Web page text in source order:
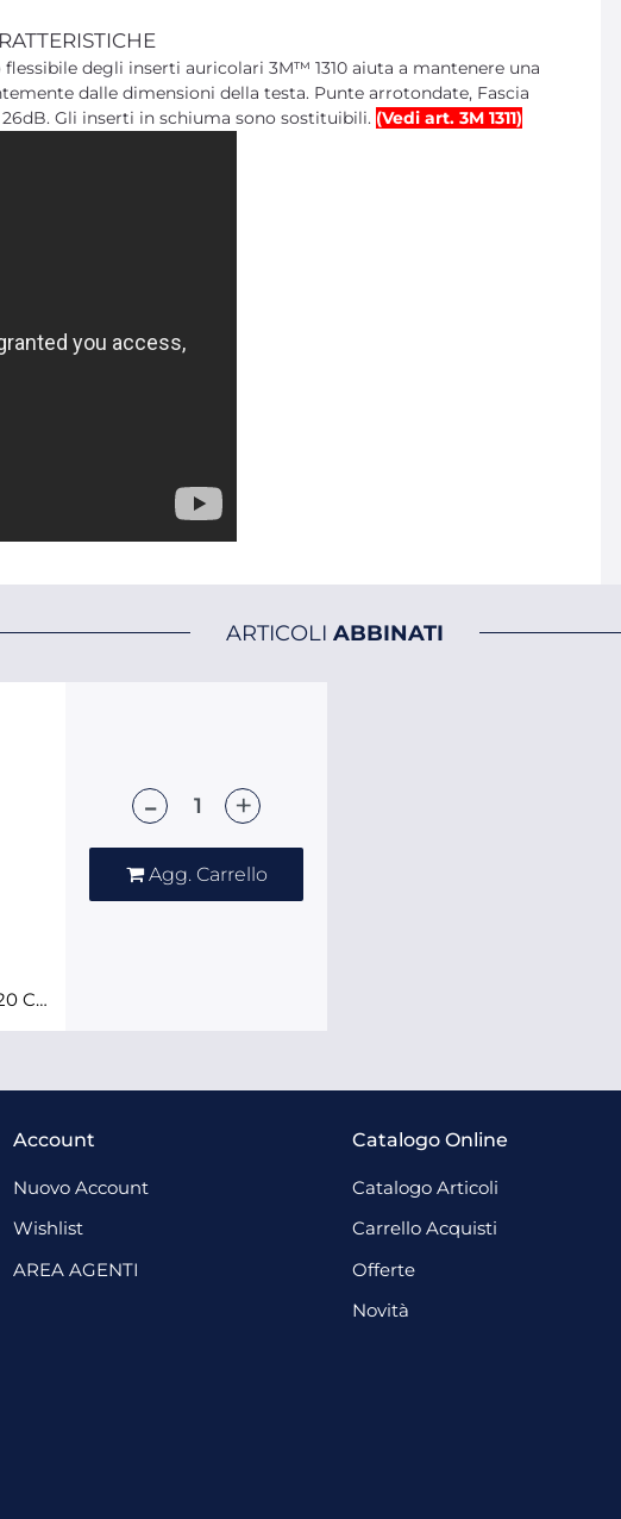
degli inserti auricolari 3M™ 1310 aiuta a mantenere una
dalle dimensioni della testa. Punte arrotondate,‎ Fascia
Gli inserti in schiuma sono sostituibili. (Vedi art. 3M 1311)
ARTICOLI ABBINATI
TAPPI RICAMBIO 3M1311 PER ARCHETTO 1310 CF.20 COPPIE
Quantità
Agg. Carrello
Account
Nuovo Account
Wishlist
AREA AGENTI
Catalogo Online
Catalogo Articoli
Carrello Acquisti
Offerte
Novità